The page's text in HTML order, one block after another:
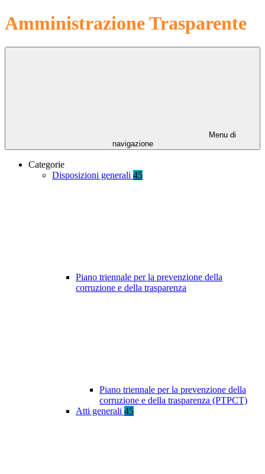
Amministrazione Trasparente
Menu di
navigazione
Categorie
Disposizioni generali 45
Piano triennale per la prevenzione della
corruzione e della trasparenza
Piano triennale per la prevenzione della
corruzione e della trasparenza (PTPCT)
Atti generali 45